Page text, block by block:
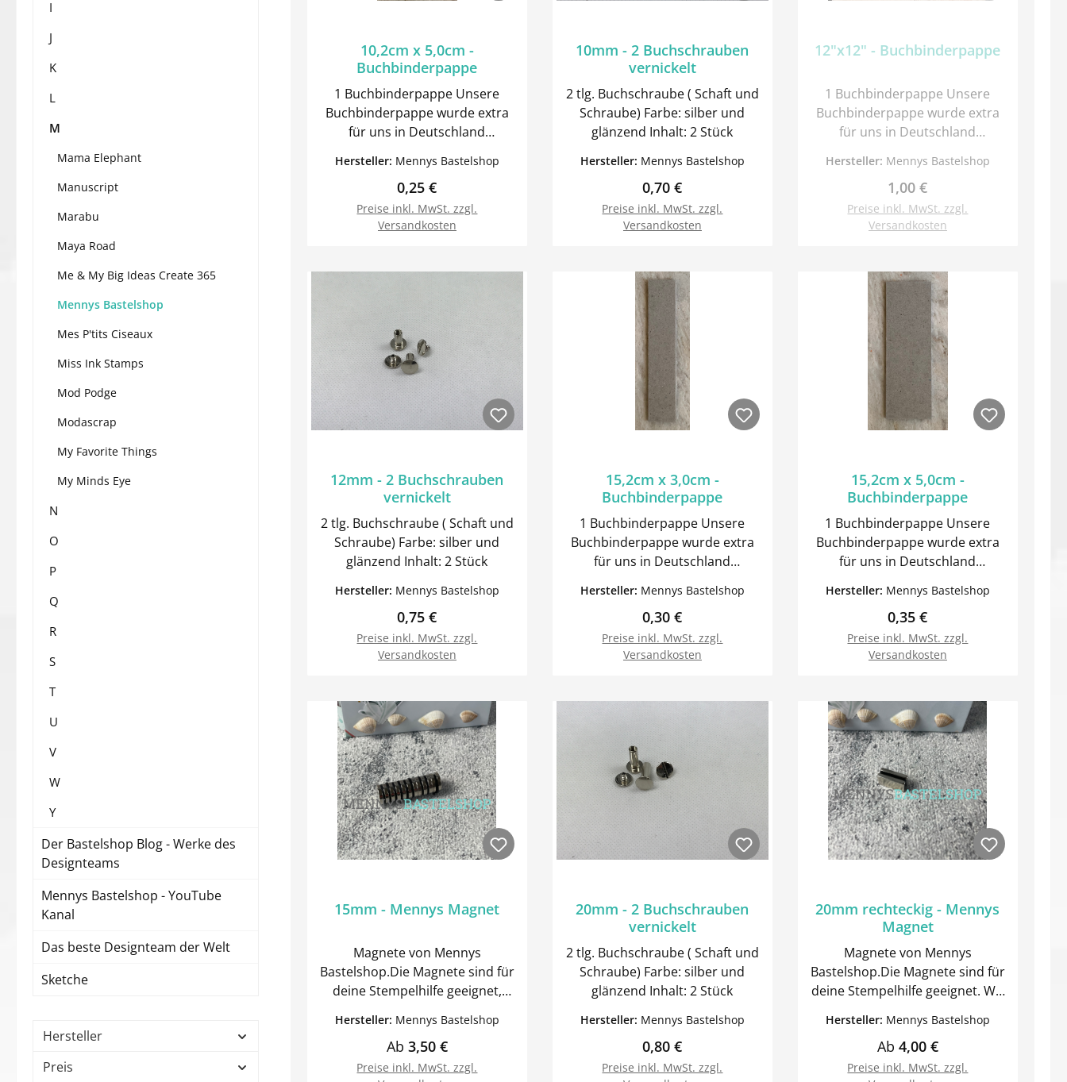
I
J
K
L
M
Mama Elephant
Manuscript
Marabu
Maya Road
Me & My Big Ideas Create 365
Mennys Bastelshop
Mes P'tits Ciseaux
Miss Ink Stamps
Mod Podge
Modascrap
My Favorite Things
My Minds Eye
N
O
P
Q
R
S
T
U
V
W
Y
Der Bastelshop Blog - Werke des
Designteams
Mennys Bastelshop - YouTube
Kanal
Das beste Designteam der Welt
Sketche
Hersteller
Preis
10,2cm x 5,0cm -
Buchbinderpappe
1 Buchbinderpappe Unsere
Buchbinderpappe wurde extra
für uns in Deutschland
Qualität. Stärke: 2mm Wir haben
weiteres Buchbinderzubehör im
Angebot.
Hersteller: Mennys Bastelshop
Regulärer Preis:
0,25 €
Preise inkl. MwSt. zzgl.
Versandkosten
10mm - 2 Buchschrauben
vernickelt
2 tlg. Buchschraube ( Schaft und
Schraube) Farbe: silber und
glänzend Inhalt: 2 Stück
Hersteller: Mennys Bastelshop
Regulärer Preis:
0,70 €
Preise inkl. MwSt. zzgl.
Versandkosten
12"x12" - Buchbinderpappe
1 Buchbinderpappe Unsere
Buchbinderpappe wurde extra
für uns in Deutschland
Qualität. Stärke: 2mm Wir haben
weiteres Buchbinderzubehör im
Angebot.
Hersteller: Mennys Bastelshop
Regulärer Preis:
1,00 €
Preise inkl. MwSt. zzgl.
Versandkosten
12mm - 2 Buchschrauben
vernickelt
2 tlg. Buchschraube ( Schaft und
Schraube) Farbe: silber und
glänzend Inhalt: 2 Stück
Hersteller: Mennys Bastelshop
Regulärer Preis:
0,75 €
Preise inkl. MwSt. zzgl.
Versandkosten
15,2cm x 3,0cm -
Buchbinderpappe
1 Buchbinderpappe Unsere
Buchbinderpappe wurde extra
für uns in Deutschland
Qualität. Stärke: 2mm Wir haben
weiteres Buchbinderzubehör im
Angebot.
Hersteller: Mennys Bastelshop
Regulärer Preis:
0,30 €
Preise inkl. MwSt. zzgl.
Versandkosten
15,2cm x 5,0cm -
Buchbinderpappe
1 Buchbinderpappe Unsere
Buchbinderpappe wurde extra
für uns in Deutschland
Qualität. Stärke: 2mm Wir haben
weiteres Buchbinderzubehör im
Angebot.
Hersteller: Mennys Bastelshop
Regulärer Preis:
0,35 €
Preise inkl. MwSt. zzgl.
Versandkosten
15mm - Mennys Magnet
Magnete von Mennys
Bastelshop.Die Magnete sind für
deine Stempelhilfe geeignet,
Minialben einsetzen.Inhalt: 2
Stück, 4 Stück oder 10 Stück.
Größe: Rund Durchmesser
Hersteller: Mennys Bastelshop
Regulärer Preis:
Ab 3,50 €
Preise inkl. MwSt. zzgl.
20mm - 2 Buchschrauben
vernickelt
2 tlg. Buchschraube ( Schaft und
Schraube) Farbe: silber und
glänzend Inhalt: 2 Stück
Hersteller: Mennys Bastelshop
Regulärer Preis:
0,80 €
Preise inkl. MwSt. zzgl.
20mm rechteckig - Mennys
Magnet
Magnete von Mennys
Bastelshop.Die Magnete sind für
deine Stempelhilfe geeignet. Wir
einzusetzen und die mit
Washitape zum
umwickeln.Inhalt: 2 Stück, 4
Hersteller: Mennys Bastelshop
Regulärer Preis:
Ab 4,00 €
Preise inkl. MwSt. zzgl.